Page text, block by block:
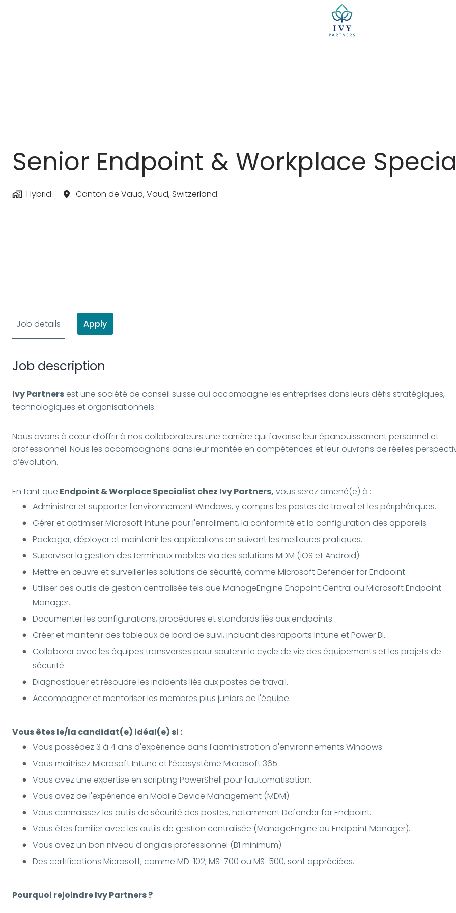
Homepage
Senior Endpoint & Workplace
Hybrid Canton de Vaud, Vaud, Switzerland
Job details Apply
Job description
Ivy Partners est une société de conseil suisse qui accompagne les entreprises dans leurs défis stratégiques,
technologiques et organisationnels.
Nous avons à cœur d’offrir à nos collaborateurs une carrière qui favorise leur épanouissement personnel et
professionnel. Nous les accompagnons dans leur montée en compétences et leur ouvrons de réelles
d’évolution.
En tant que Endpoint & Worplace Specialist chez Ivy Partners, vous serez amené(e) à :
Administrer et supporter l'environnement Windows, y compris les postes de travail et les périphériques.
Gérer et optimiser Microsoft Intune pour l'enrollment, la conformité et la configuration des appareils.
Packager, déployer et maintenir les applications en suivant les meilleures pratiques.
Superviser la gestion des terminaux mobiles via des solutions MDM (iOS et Android).
Mettre en œuvre et surveiller les solutions de sécurité, comme Microsoft Defender for Endpoint.
Utiliser des outils de gestion centralisée tels que ManageEngine Endpoint Central ou Microsoft Endpoint
Manager.
Documenter les configurations, procédures et standards liés aux endpoints.
Créer et maintenir des tableaux de bord de suivi, incluant des rapports Intune et Power BI.
Collaborer avec les équipes transverses pour soutenir le cycle de vie des équipements et les projets de
sécurité.
Diagnostiquer et résoudre les incidents liés aux postes de travail.
Accompagner et mentoriser les membres plus juniors de l'équipe.
Vous êtes le/la candidat(e) idéal(e) si :
Vous possédez 3 à 4 ans d'expérience dans l'administration d'environnements Windows.
Vous maîtrisez Microsoft Intune et l’écosystème Microsoft 365.
Vous avez une expertise en scripting PowerShell pour l'automatisation.
Vous avez de l'expérience en Mobile Device Management (MDM).
Vous connaissez les outils de sécurité des postes, notamment Defender for Endpoint.
Vous êtes familier avec les outils de gestion centralisée (ManageEngine ou Endpoint Manager).
Vous avez un bon niveau d'anglais professionnel (B1 minimum).
Des certifications Microsoft, comme MD-102, MS-700 ou MS-500, sont appréciées.
Pourquoi rejoindre Ivy Partners ?